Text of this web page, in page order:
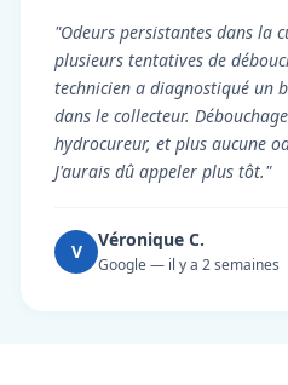
"Odeurs persistantes dans la
plusieurs tentatives de
technicien a diagnostiqué un
dans le collecteur.
hydrocureur, et plus aucune
J'aurais dû appeler plus tôt."
V
Véronique C.
Google — il y a 2 semaines